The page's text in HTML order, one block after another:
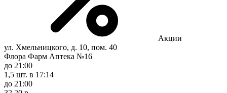
Акции
ул. Хмельницкого, д. 10, пом. 40
Флора Фарм Аптека №16
до 21:00
1,5 шт. в 17:14
до 21:00